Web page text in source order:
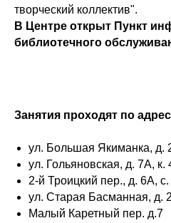
творческий коллектив".
В Центре открыт Пункт
библиотечного
Занятия проходят по
ул. Большая Якиманка, д.
ул. Гольяновская, д. 7А, к.
2-й Троицкий пер., д. 6А, с.
ул. Старая Басманная, д.
Малый Каретный пер. д.7